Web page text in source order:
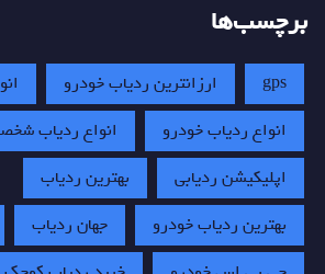
برچسب‌ها
gps ارزانترین ردیاب خودرو
انواع ردیاب خودرو
انواع ردیاب
اپلیکیشن ردیابی
بهترین ردیاب
بهترین ردیاب خودرو
جهان ردیاب